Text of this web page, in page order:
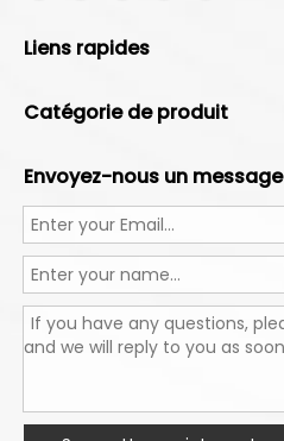
Liens rapides
Catégorie de produit
Envoyez-nous un message